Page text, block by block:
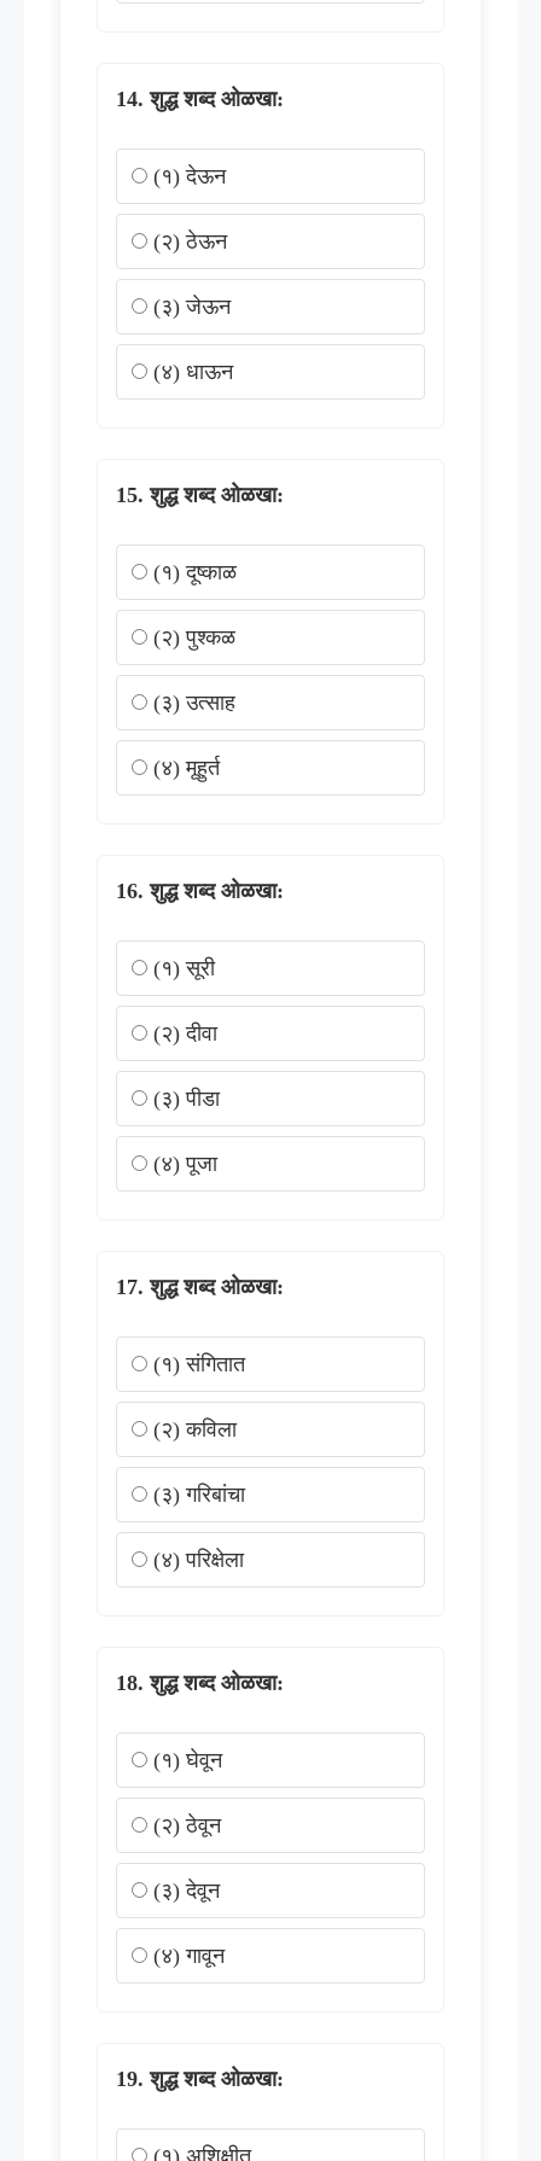
शुद्ध शब्द ओळखा:
(१) देऊन
(२) ठेऊन
(३) जेऊन
(४) धाऊन
शुद्ध शब्द ओळखा:
(१) दूष्काळ
(२) पुश्कळ
(३) उत्साह
(४) मूहुर्त
शुद्ध शब्द ओळखा:
(१) सूरी
(२) दीवा
(३) पीडा
(४) पूजा
शुद्ध शब्द ओळखा:
(१) संगितात
(२) कविला
(३) गरिबांचा
(४) परिक्षेला
शुद्ध शब्द ओळखा:
(१) घेवून
(२) ठेवून
(३) देवून
(४) गावून
शुद्ध शब्द ओळखा:
(१) अशिक्षीत